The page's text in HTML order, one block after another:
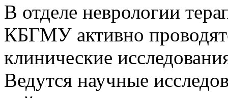
В отделе неврологии
КБГМУ активно
клинические
Ведутся научные